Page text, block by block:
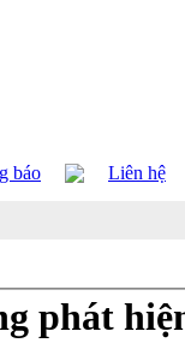
báo Liên hệ
phát